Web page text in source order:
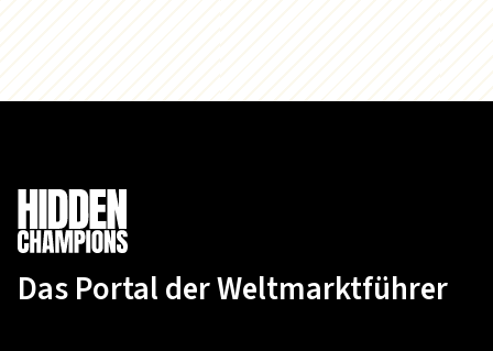
Das Portal der Weltmarktführer